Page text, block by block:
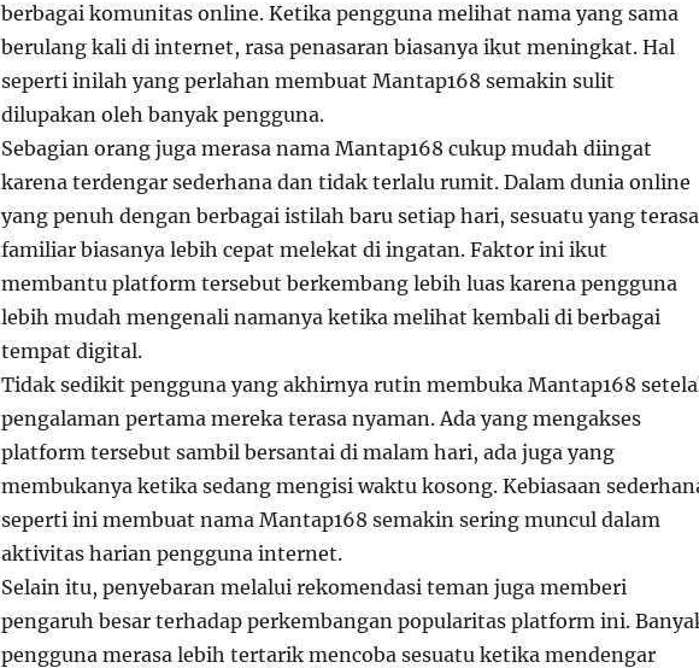
berbagai komunitas online. Ketika pengguna melihat nama yang sama
berulang kali di internet, rasa penasaran biasanya ikut meningkat. Hal
seperti inilah yang perlahan membuat Mantap168 semakin sulit
dilupakan oleh banyak pengguna.
Sebagian orang juga merasa nama Mantap168 cukup mudah diingat
karena terdengar sederhana dan tidak terlalu rumit. Dalam dunia online
yang penuh dengan berbagai istilah baru setiap hari, sesuatu yang terasa
familiar biasanya lebih cepat melekat di ingatan. Faktor ini ikut
membantu platform tersebut berkembang lebih luas karena pengguna
lebih mudah mengenali namanya ketika melihat kembali di berbagai
tempat digital.
Tidak sedikit pengguna yang akhirnya rutin membuka Mantap168
pengalaman pertama mereka terasa nyaman. Ada yang mengakses
platform tersebut sambil bersantai di malam hari, ada juga yang
membukanya ketika sedang mengisi waktu kosong. Kebiasaan
seperti ini membuat nama Mantap168 semakin sering muncul dalam
aktivitas harian pengguna internet.
Selain itu, penyebaran melalui rekomendasi teman juga memberi
pengaruh besar terhadap perkembangan popularitas platform ini.
pengguna merasa lebih tertarik mencoba sesuatu ketika mendengar